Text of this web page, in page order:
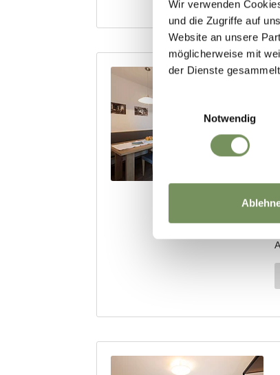
Wir verwenden
und die Zugriffe auf
Website an unsere
möglicherweise mit
der Dienste
Einwilligungsauswahl
Notwendig